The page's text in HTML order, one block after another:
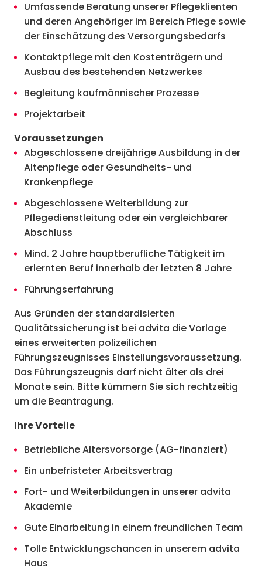
Umfassende Beratung unserer Pflegeklienten
und deren Angehöriger im Bereich Pflege sowie
der Einschätzung des Versorgungsbedarfs
Kontaktpflege mit den Kostenträgern und
Ausbau des bestehenden Netzwerkes
Begleitung kaufmännischer Prozesse
Projektarbeit
Voraussetzungen
Abgeschlossene dreijährige Ausbildung in der
Altenpflege oder Gesundheits- und
Krankenpflege
Abgeschlossene Weiterbildung zur
Pflegedienstleitung oder ein vergleichbarer
Abschluss
Mind. 2 Jahre hauptberufliche Tätigkeit im
erlernten Beruf innerhalb der letzten 8 Jahre
Führungserfahrung
Aus Gründen der standardisierten
Qualitätssicherung ist bei advita die Vorlage
eines erweiterten polizeilichen
Führungszeugnisses Einstellungsvoraussetzung.
Das Führungszeugnis darf nicht älter als drei
Monate sein. Bitte kümmern Sie sich rechtzeitig
um die Beantragung.
Ihre Vorteile
Betriebliche Altersvorsorge (AG-finanziert)
Ein unbefristeter Arbeitsvertrag
Fort- und Weiterbildungen in unserer advita
Akademie
Gute Einarbeitung in einem freundlichen Team
Tolle Entwicklungschancen in unserem advita
Haus